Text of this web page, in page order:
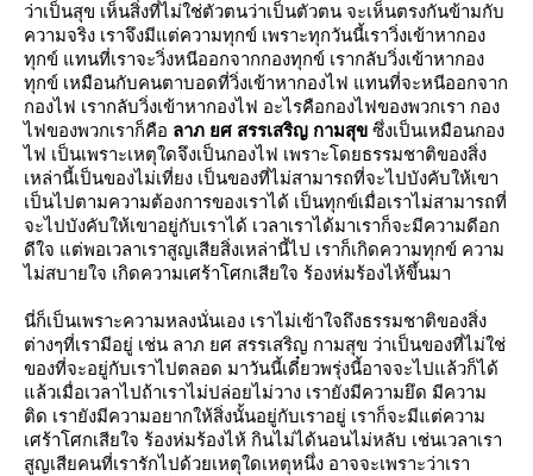
ว่าเป็นสุข เห็นสิ่งที่ไม่ใช่ตัวตนว่าเป็นตัวตน จะเห็นตรงกันข้ามกับ
ความจริง เราจึงมีแต่ความทุกข์ เพราะทุกวันนี้เราวิ่งเข้าหากอง
ทุกข์ แทนที่เราจะวิ่งหนีออกจากกองทุกข์ เรากลับวิ่งเข้าหากอง
ทุกข์ เหมือนกับคนตาบอดที่วิ่งเข้าหากองไฟ แทนที่จะหนีออกจาก
กองไฟ เรากลับวิ่งเข้าหากองไฟ อะไรคือกองไฟของพวกเรา กอง
ไฟของพวกเราก็คือ ลาภ ยศ สรรเสริญ กามสุข ซึ่งเป็นเหมือนกอง
ไฟ เป็นเพราะเหตุใดจึงเป็นกองไฟ เพราะโดยธรรมชาติของสิ่ง
เหล่านี้เป็นของไม่เที่ยง เป็นของที่ไม่สามารถที่จะไปบังคับให้เขา
เป็นไปตามความต้องการของเราได้ เป็นทุกข์เมื่อเราไม่สามารถที่
จะไปบังคับให้เขาอยู่กับเราได้ เวลาเราได้มาเราก็จะมีความดีอก
ดีใจ แต่พอเวลาเราสูญเสียสิ่งเหล่านี้ไป เราก็เกิดความทุกข์ ความ
ไม่สบายใจ เกิดความเศร้าโศกเสียใจ ร้องห่มร้องไห้ขึ้นมา
นี่ก็เป็นเพราะความหลงนั่นเอง เราไม่เข้าใจถึงธรรมชาติของสิ่ง
ต่างๆที่เรามีอยู่ เช่น ลาภ ยศ สรรเสริญ กามสุข ว่าเป็นของที่ไม่ใช่
ของที่จะอยู่กับเราไปตลอด มาวันนี้เดี๋ยวพรุ่งนี้อาจจะไปแล้วก็ได้
ล้วเมื่อเวลาไปถ้าเราไม่ปล่อยไม่วาง เรายังมีความยึด มีความ
ติด เรายังมีความอยากให้สิ่งนั้นอยู่กับเราอยู่ เราก็จะมีแต่ความ
เศร้าโศกเสียใจ ร้องห่มร้องไห้ กินไม่ได้นอนไม่หลับ เช่นเวลาเรา
สูญเสียคนที่เรารักไปด้วยเหตุใดเหตุหนึ่ง อาจจะเพราะว่าเรา